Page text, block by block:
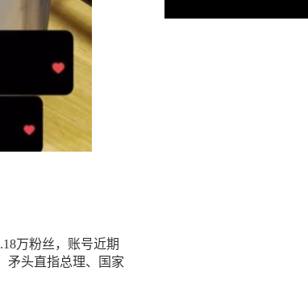
万粉丝，账号近期
矛头直指总理、国家